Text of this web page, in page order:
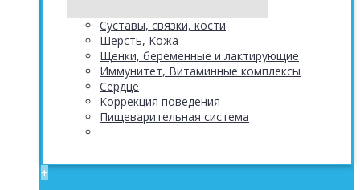
Суставы, связки, кости
Шерсть, Кожа
Щенки, беременные и лактирующие
Иммунитет, Витаминные комплексы
Сердце
Коррекция поведения
Пищеварительная система
+